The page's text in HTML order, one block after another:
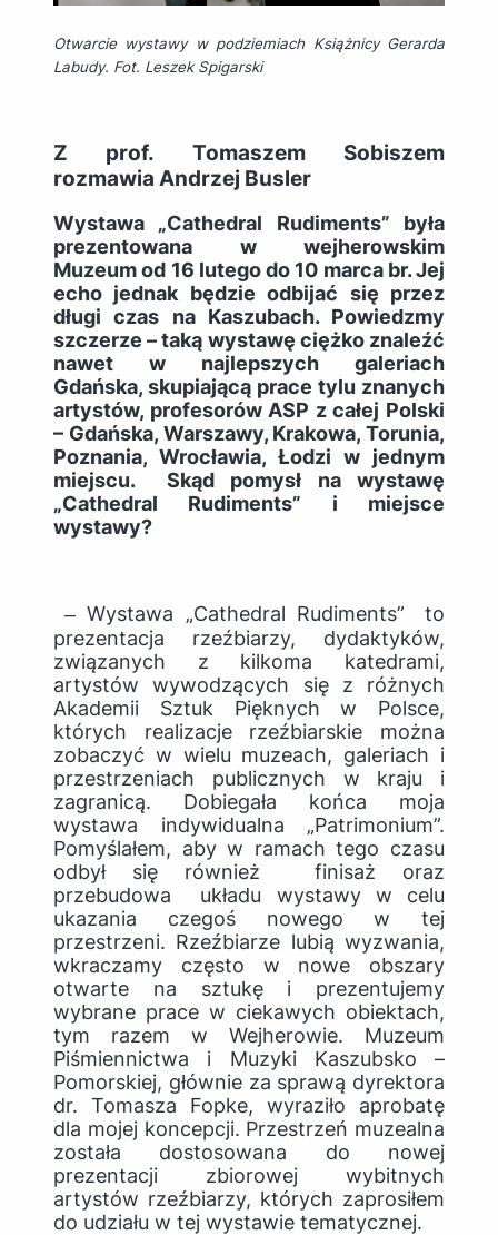
Otwarcie wystawy w podziemiach Książnicy Gerarda
Labudy. Fot. Leszek Spigarski
Z prof. Tomaszem Sobiszem
rozmawia Andrzej Busler
Wystawa „Cathedral Rudiments” była
prezentowana w wejherowskim
Muzeum od 16 lutego do 10 marca br. Jej
echo jednak będzie odbijać się przez
długi czas na Kaszubach. Powiedzmy
szczerze – taką wystawę ciężko znaleźć
nawet w najlepszych galeriach
Gdańska, skupiającą prace tylu znanych
artystów, profesorów ASP z całej Polski
– Gdańska, Warszawy, Krakowa, Torunia,
Poznania, Wrocławia, Łodzi w jednym
miejscu. Skąd pomysł na wystawę
„Cathedral Rudiments” i miejsce
wystawy?
‒ Wystawa „Cathedral Rudiments”
to
prezentacja rzeźbiarzy, dydaktyków,
związanych z kilkoma katedrami,
artystów wywodzących się z różnych
Akademii Sztuk Pięknych w Polsce,
których realizacje rzeźbiarskie można
zobaczyć w wielu muzeach, galeriach i
przestrzeniach publicznych w kraju i
zagranicą. Dobiegała końca moja
wystawa indywidualna „Patrimonium”.
Pomyślałem, aby w ramach tego czasu
odbył się również finisaż oraz
przebudowa układu wystawy w celu
ukazania czegoś nowego w tej
przestrzeni. Rzeźbiarze lubią wyzwania,
wkraczamy często w nowe obszary
otwarte na sztukę i prezentujemy
wybrane prace w ciekawych obiektach,
tym razem w Wejherowie. Muzeum
Piśmiennictwa i Muzyki Kaszubsko –
Pomorskiej, głównie za sprawą dyrektora
dr. Tomasza Fopke, wyraziło aprobatę
dla mojej koncepcji. Przestrzeń muzealna
została dostosowana do nowej
prezentacji zbiorowej wybitnych
artystów rzeźbiarzy, których zaprosiłem
do udziału w tej wystawie tematycznej.